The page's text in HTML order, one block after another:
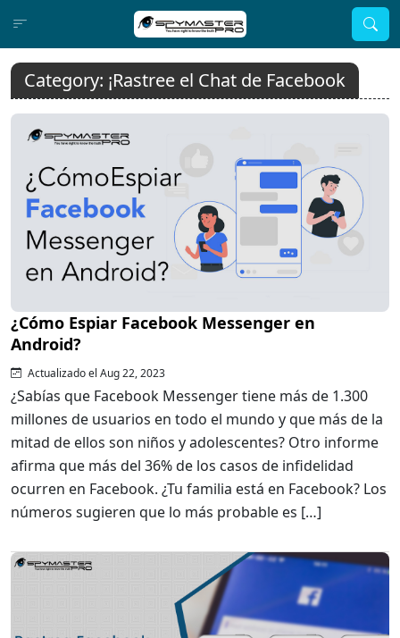
Category: ¡Rastree el Chat de Facebook
¿Cómo Espiar Facebook Messenger en
Android?
Actualizado el Aug 22, 2023
¿Sabías que Facebook Messenger tiene más de 1.300
millones de usuarios en todo el mundo y que más de la
mitad de ellos son niños y adolescentes? Otro informe
afirma que más del 36% de los casos de infidelidad
ocurren en Facebook. ¿Tu familia está en Facebook? Los
números sugieren que lo más probable es […]